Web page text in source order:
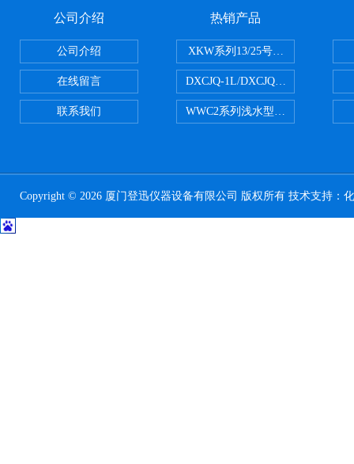
公司介绍
公司介绍
在线留言
联系我们
热销产品
XKW系列13/25号浮游生物网
DXCJQ-1L/DXCJQ-2L单联浮游
WWC2系列浅水型浮游生物网 浅
Copyright © 2026 厦门登迅仪器设备有限公司 版权所有 技术支持：